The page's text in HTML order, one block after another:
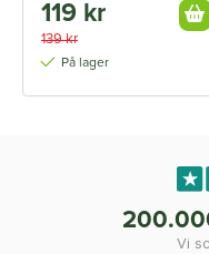
119 kr
139 kr
På lager
Vi